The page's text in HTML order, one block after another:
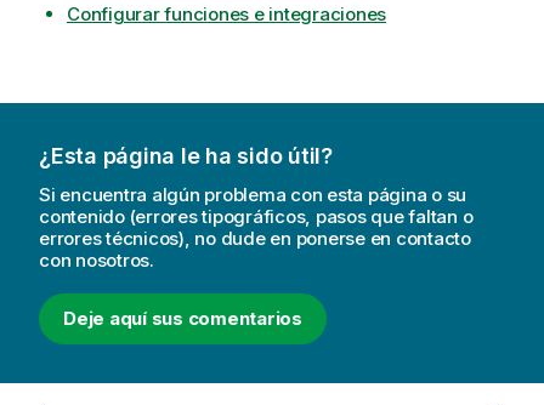
Configurar funciones e integraciones
¿Esta página le ha sido útil?
Si encuentra algún problema con esta página o su
contenido (errores tipográficos, pasos que faltan o
errores técnicos), no dude en ponerse en contacto
con nosotros.
Deje aquí sus comentarios